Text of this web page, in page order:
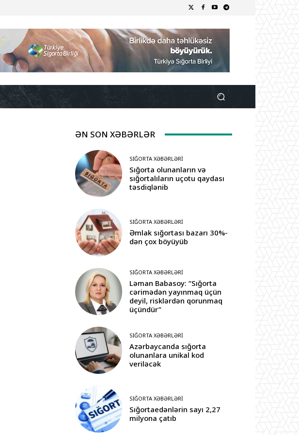
ƏN SON XƏBƏRLƏR
SIĞORTA XƏBƏRLƏRI
Sığorta olunanların və
sığortalıların uçotu qaydası
təsdiqlənib
SIĞORTA XƏBƏRLƏRI
Əmlak sığortası bazarı 30%-
dən çox böyüyüb
SIĞORTA XƏBƏRLƏRI
Ləman Babasoy: “Sığorta
cərimədən yayınmaq üçün
deyil, risklərdən qorunmaq
üçündür”
SIĞORTA XƏBƏRLƏRI
Azərbaycanda sığorta
olunanlara unikal kod
veriləcək
SIĞORTA XƏBƏRLƏRI
Sığortaedənlərin sayı 2,27
milyona çatıb